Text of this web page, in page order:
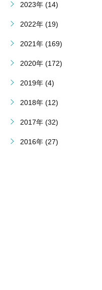
2023年 (14)
2022年 (19)
2021年 (169)
2020年 (172)
2019年 (4)
2018年 (12)
2017年 (32)
2016年 (27)